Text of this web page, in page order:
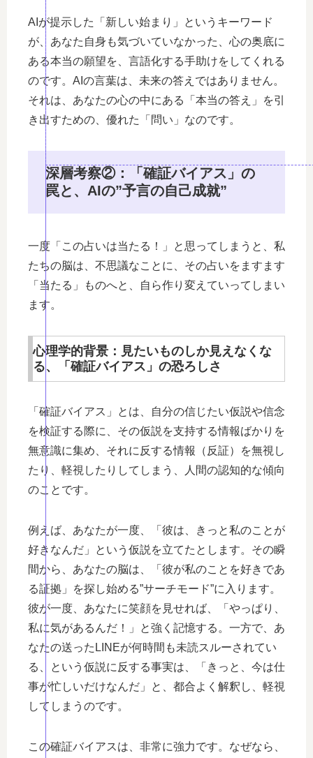
AIが提示した「新しい始まり」というキーワード
が、あなた自身も気づいていなかった、心の奥底に
ある本当の願望を、言語化する手助けをしてくれる
のです。AIの言葉は、未来の答えではありません。
それは、あなたの心の中にある「本当の答え」を引
き出すための、優れた「問い」なのです。
深層考察②：「確証バイアス」の
罠と、AIの”予言の自己成就”
一度「この占いは当たる！」と思ってしまうと、私
たちの脳は、不思議なことに、その占いをますます
「当たる」ものへと、自ら作り変えていってしまい
ます。
心理学的背景：見たいものしか見えなくな
る、「確証バイアス」の恐ろしさ
「確証バイアス」とは、自分の信じたい仮説や信念
を検証する際に、その仮説を支持する情報ばかりを
無意識に集め、それに反する情報（反証）を無視し
たり、軽視したりしてしまう、人間の認知的な傾向
のことです。
例えば、あなたが一度、「彼は、きっと私のことが
好きなんだ」という仮説を立てたとします。その瞬
間から、あなたの脳は、「彼が私のことを好きであ
る証拠」を探し始める”サーチモード”に入ります。
彼が一度、あなたに笑顔を見せれば、「やっぱり、
私に気があるんだ！」と強く記憶する。一方で、あ
なたの送ったLINEが何時間も未読スルーされてい
る、という仮説に反する事実は、「きっと、今は仕
事が忙しいだけなんだ」と、都合よく解釈し、軽視
してしまうのです。
この確証バイアスは、非常に強力です。なぜなら、